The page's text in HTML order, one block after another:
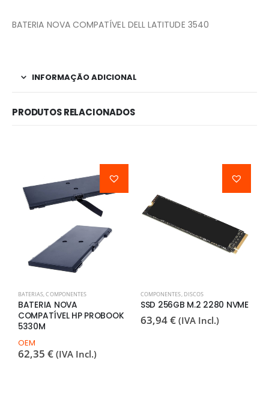
BATERIA NOVA COMPATÍVEL DELL LATITUDE 3540
INFORMAÇÃO ADICIONAL
PRODUTOS RELACIONADOS
BATERIAS,COMPONENTES
BATERIA NOVA
COMPATÍVEL HP PROBOOK
5330M
OEM
62,35 € (IVA Incl.)
COMPONENTES, DISCOS
SSD 256GB M.2 2280 NVME
63,94€ (IVA Incl.)